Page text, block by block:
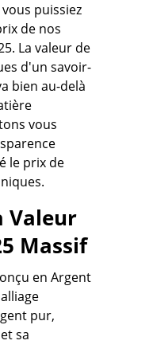
puissiez
de nos
La valeur de
d'un savoir-
bien au-delà
vous
le prix de
Valeur
Massif
en Argent
pur,
sa